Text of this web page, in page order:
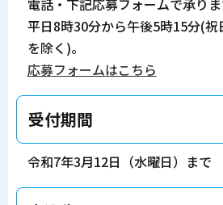
電話・下記応募フォームで承りま
平日8時30分から午後5時15分(
を除く)。
応募フォームはこちら
受付期間
令和7年3月12日（水曜日）まで